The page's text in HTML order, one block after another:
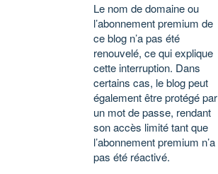
Le nom de domaine ou
l’abonnement premium de
ce blog n’a pas été
renouvelé, ce qui explique
cette interruption. Dans
certains cas, le blog peut
également être protégé par
un mot de passe, rendant
son accès limité tant que
l’abonnement premium n’a
pas été réactivé.